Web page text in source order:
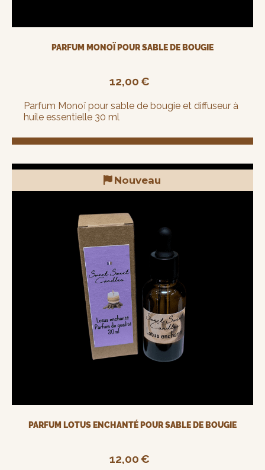
PARFUM MONOÏ POUR SABLE DE BOUGIE
12,00€
Parfum Monoï pour sable de bougie et diffuseur à
huile essentielle 30 ml
Nouveau
PARFUM LOTUS ENCHANTÉ POUR SABLE DE BOUGIE
12,00€